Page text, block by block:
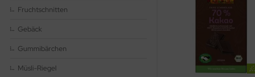
Fruchtschnitten
Gebäck
Gummibärchen
Müsli-Riegel
& Butterfett
& Lippenpflege
und Pflegemittel